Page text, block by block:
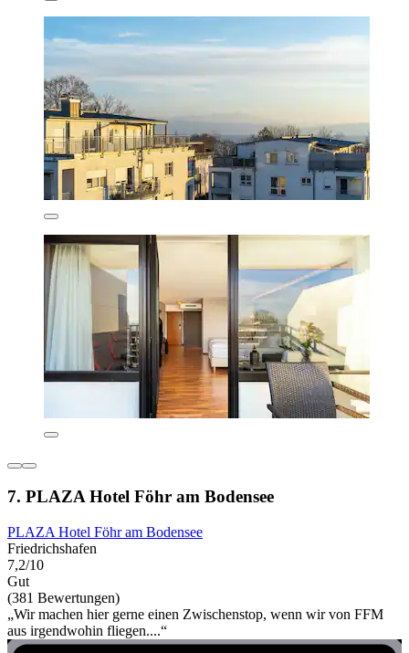
7. PLAZA Hotel Föhr am Bodensee
PLAZA Hotel Föhr am Bodensee
Friedrichshafen
7,2/10
Gut
(381 Bewertungen)
„Wir machen hier gerne einen Zwischenstop, wenn wir von FFM
aus irgendwohin fliegen....“